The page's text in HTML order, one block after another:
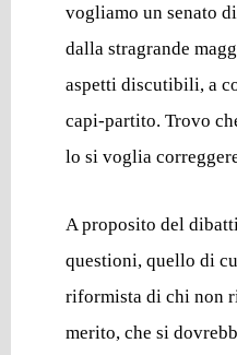
vogliamo un senato
dalla stragrande
aspetti discutibili, a
capi-partito. Trovo
lo si voglia
A proposito del
questioni, quello di
riformista di chi non
merito, che si